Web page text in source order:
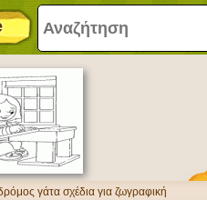
γάτα σχέδια για ζωγραφική